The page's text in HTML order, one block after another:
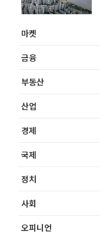
마켓
금융
부동산
산업
경제
국제
정치
사회
오피니언